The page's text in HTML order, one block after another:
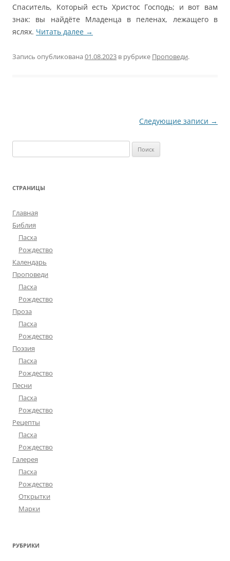
Спаситель, Который есть Христос Господь; и вот вам
знак: вы найдёте Младенца в пеленах, лежащего в
яслях. Читать далее →
Запись опубликована 01.08.2023 в рубрике Проповеди.
Следующие записи →
СТРАНИЦЫ
Главная
Библия
Пасха
Рождество
Календарь
Проповеди
Пасха
Рождество
Проза
Пасха
Рождество
Поэзия
Пасха
Рождество
Песни
Пасха
Рождество
Рецепты
Пасха
Рождество
Галерея
Пасха
Рождество
Открытки
Марки
РУБРИКИ